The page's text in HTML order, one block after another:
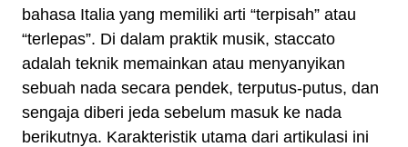
bahasa Italia yang memiliki arti “terpisah” atau
“terlepas”. Di dalam praktik musik, staccato
adalah teknik memainkan atau menyanyikan
sebuah nada secara pendek, terputus-putus, dan
sengaja diberi jeda sebelum masuk ke nada
berikutnya. Karakteristik utama dari artikulasi ini